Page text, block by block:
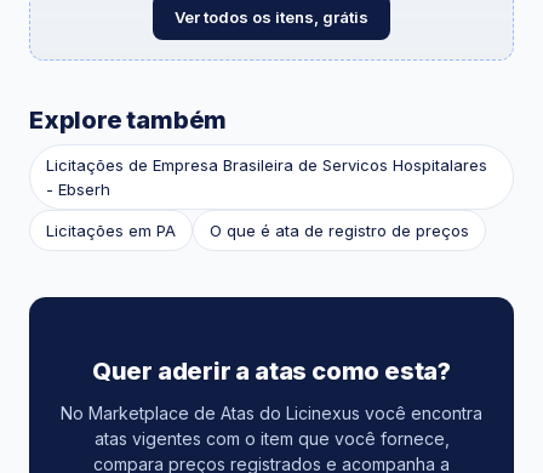
Ver todos os itens, grátis
Explore também
Licitações de Empresa Brasileira de Servicos Hospitalares
- Ebserh
Licitações em PA O que é ata de registro de preços
Quer aderir a atas como esta?
No Marketplace de Atas do Licinexus você encontra
atas vigentes com o item que você fornece,
compara preços registrados e acompanha a